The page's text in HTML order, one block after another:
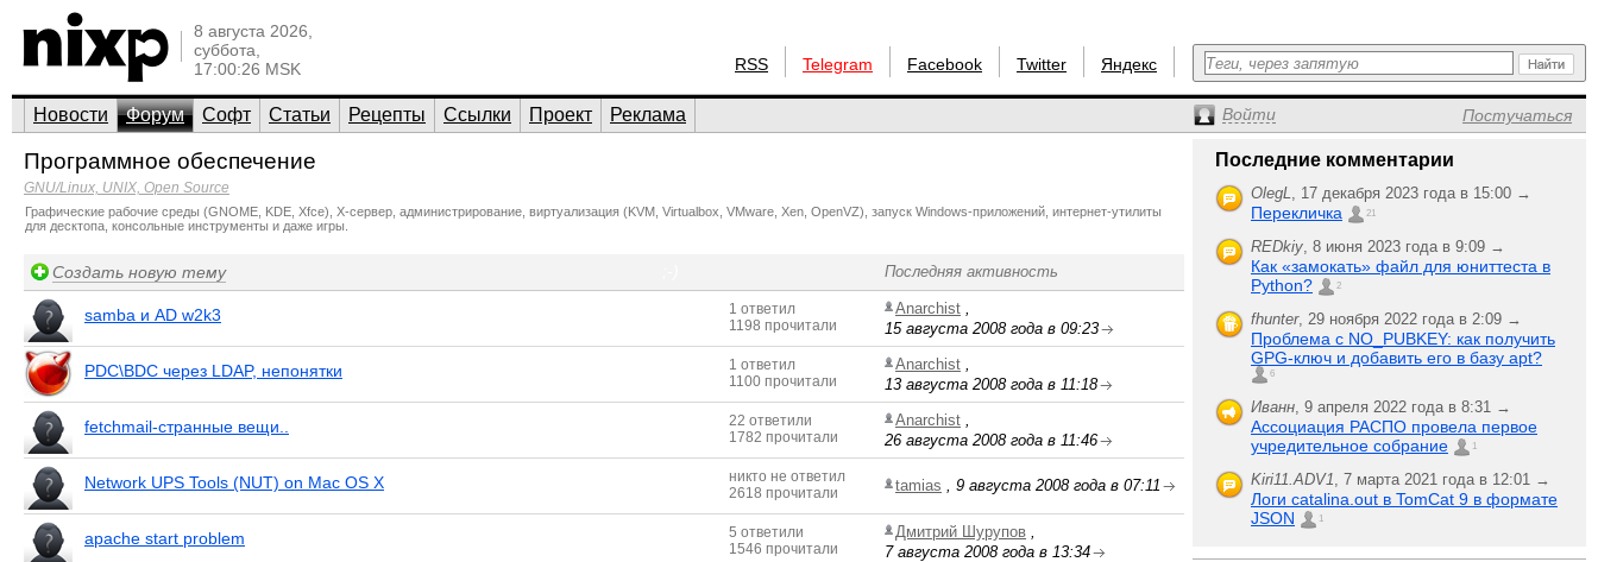
8 августа 2026,
суббота,
17:00:26 MSK
RSS Telegram Facebook Twitter Яндекс
Новости Форум Софт Статьи Рецепты Ссылки Проект Реклама Войти Постучаться
Программное обеспечение
GNU/Linux, UNIX, Open Source
Графические рабочие среды (GNOME, KDE, Xfce), X-сервер, администрирование, виртуализация (KVM, Virtualbox, VMware, Xen, OpenVZ), запуск Windows-приложений, интернет-утилиты
для десктопа, консольные инструменты и даже игры.
Создать новую тему Последняя активность
samba и AD w2k3
1 ответил
1198 прочитали
Anarchist ,
15 августа 2008 года в 09:23
PDC\BDC через LDAP, непонятки
1 ответил
1100 прочитали
Anarchist ,
13 августа 2008 года в 11:18
fetchmail-странные вещи..
22 ответили
1782 прочитали
Anarchist ,
26 августа 2008 года в 11:46
Network UPS Tools (NUT) on Mac OS X
никто не ответил
2618 прочитали
tamias , 9 августа 2008 года в 07:11
apache start problem
5 ответили
1546 прочитали
Дмитрий Шурупов ,
7 августа 2008 года в 13:34
Последние комментарии
OlegL, 17 декабря 2023 года в 15:00 →
Перекличка 21
REDkiy, 8 июня 2023 года в 9:09 →
Как «замокать» файл для юниттеста в
Python?
2
fhunter, 29 ноября 2022 года в 2:09 →
Проблема с NO_PUBKEY: как получить
GPG-ключ и добавить его в базу apt?
6
Иванн, 9 апреля 2022 года в 8:31 →
Ассоциация РАСПО провела первое
учредительное собрание
1
Kiri11.ADV1, 7 марта 2021 года в 12:01 →
Логи catalina.out в TomCat 9 в формате
JSON
1